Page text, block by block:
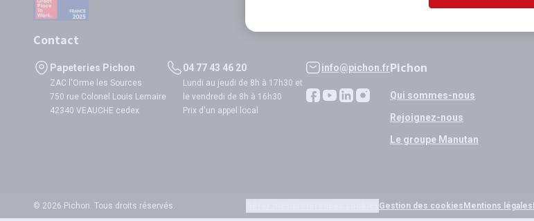
Contact
Papeteries Pichon
ZAC l'Orme les Sources
750 rue Colonel Louis Lemaire
42340 VEAUCHE cedex
04 77 43 46 20
Lundi au jeudi de 8h à 17h30 et
le vendredi de 8h à 16h30
Prix d'un appel local
info@pichon.frPichon
Qui sommes-nous
Rejoignez-nous
Le groupe Manutan
© 2026 Pichon. Tous droits réservés. Gestion des cookies Mentions légales